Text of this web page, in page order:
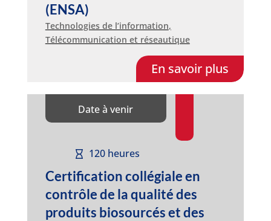
(ENSA)
Technologies de l’information,
Télécommunication et réseautique
En savoir plus
Date à venir
120 heures
Certification collégiale en
contrôle de la qualité des
produits biosourcés et des